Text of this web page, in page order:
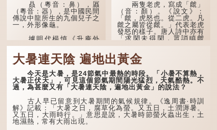
贔（粵音：鼻），屭
（粵音：器），是中國民間
傳說中龍所生的九個兒子之
一，外形像龜。
據明代楊慎《升庵外
集》記載，龍生九子的次序
排列為：贔屭、螭吻、蒲
牢、狴犴、饕餮、蚣蝮、睚
眥、狻猊、椒圖（此為其中
一種說法）。
龍九子外形與能力各有
不同，其中，贔屭原形像
龜，因為能負重，多作為碑
座，有「碑下龜...
兩隻老虎，寫成「虤」
（音：顏）。《說文》：
「虤，虎怒也。從二虎。凡
虤之屬皆從虤。」代表老虎
發怒的樣子。唐人詩中亦有
「求閑未得閑，眾誚瞋虤
虤」之句，意思是眾人的譏
諷讓人怒目而視。
兩隻豬，則為「豩」
（音：賓）。甲骨文從二
「豕」，象豬相追逐的樣
子。《同文備考》另有一說
「豩，豕亂群。」意指一
群...
大暑連天陰 遍地出黃金
今天是大暑，是24節氣中最熱的時段。「小暑不算熱，
大暑正伏天」，可見這個節氣期間陽光猛烈，天氣酷熱。不
過，為甚麼又有「大暑連天陰，遍地出黃金」的說法？
古人早已留意到大暑期間的氣候規律。《逸周書·時訓
解》記載：「大暑之日，腐草化為螢。又五日，土潤溽暑。
又五日，大雨時行。」意思是說，大暑時節螢火蟲出生，土
地濕熱，常有大雨出現。